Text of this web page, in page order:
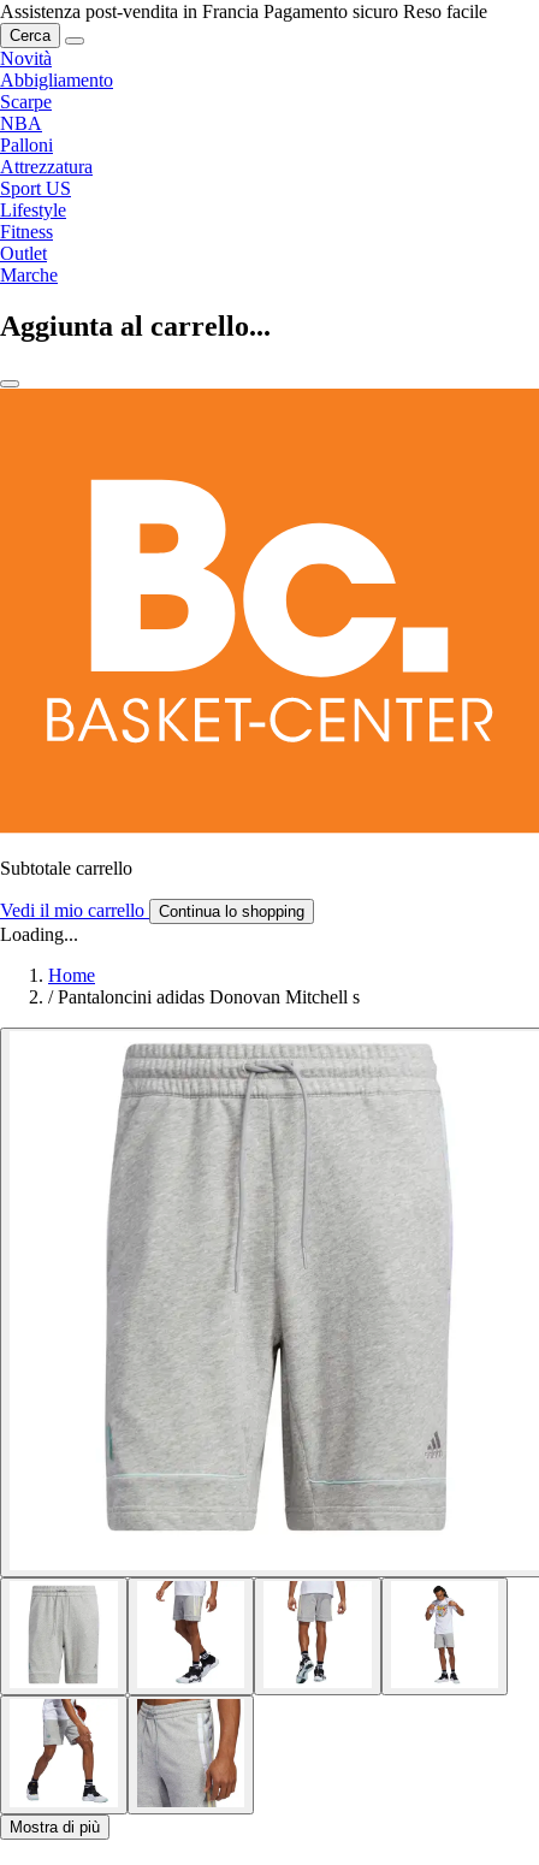
Assistenza post-vendita in Francia Pagamento sicuro Reso facile
Cerca
Novità
Abbigliamento
Scarpe
NBA
Palloni
Attrezzatura
Sport US
Lifestyle
Fitness
Outlet
Marche
Aggiunta al carrello...
Subtotale carrello
Vedi il mio carrello Continua lo shopping
Loading...
Home
/ Pantaloncini adidas Donovan Mitchell s
Mostra di più